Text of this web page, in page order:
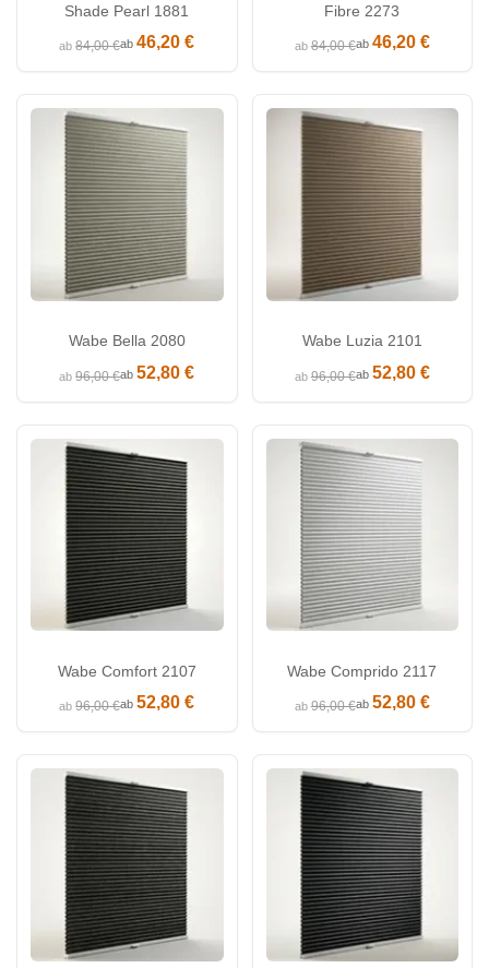
Shade Pearl 1881
ab84,00 €ab46,20 €
Fibre 2273
ab84,00 €ab 46,20 €
Wabe Bella 2080
ab96,00 €ab52,80 €
Wabe Luzia 2101
ab96,00 €ab 52,80 €
Wabe Comfort 2107
ab96,00 €ab52,80 €
Wabe Comprido 2117
ab96,00 €ab 52,80 €